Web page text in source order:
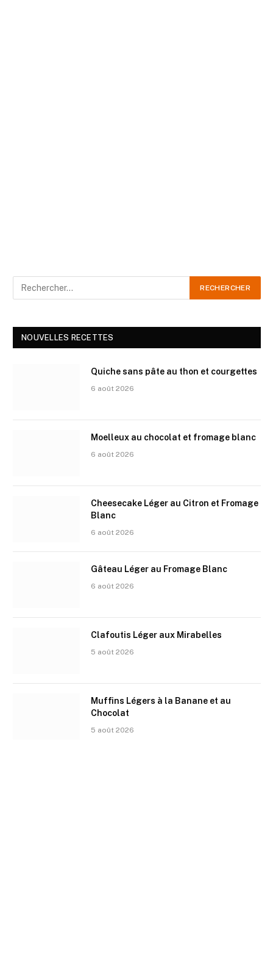
NOUVELLES RECETTES
Quiche sans pâte au thon et courgettes
6 août 2026
Moelleux au chocolat et fromage blanc
6 août 2026
Cheesecake Léger au Citron et Fromage
Blanc
6 août 2026
Gâteau Léger au Fromage Blanc
6 août 2026
Clafoutis Léger aux Mirabelles
5 août 2026
Muffins Légers à la Banane et au
Chocolat
5 août 2026